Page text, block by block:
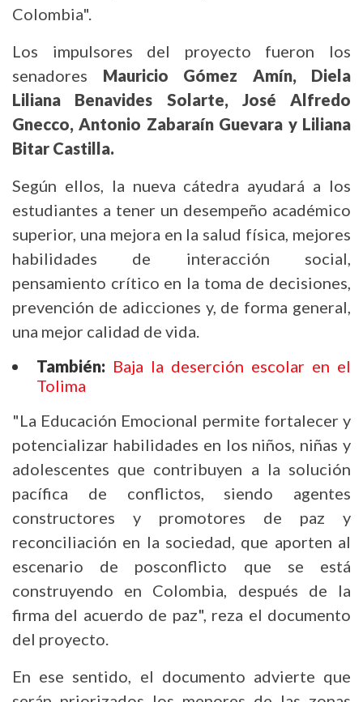
Colombia".
Los impulsores del proyecto fueron los
senadores Mauricio Gómez Amín, Diela
Liliana Benavides Solarte, José Alfredo
Gnecco, Antonio Zabaraín Guevara y Liliana
Bitar Castilla.
Según ellos, la nueva cátedra ayudará a los
estudiantes a tener un desempeño académico
superior, una mejora en la salud física, mejores
habilidades de interacción social,
pensamiento crítico en la toma de decisiones,
prevención de adicciones y, de forma general,
una mejor calidad de vida.
También: Baja la deserción escolar en el
Tolima
"La Educación Emocional permite fortalecer y
potencializar habilidades en los niños, niñas y
adolescentes que contribuyen a la solución
pacífica de conflictos, siendo agentes
constructores y promotores de paz y
reconciliación en la sociedad, que aporten al
escenario de posconflicto que se está
construyendo en Colombia, después de la
firma del acuerdo de paz", reza el documento
del proyecto.
En ese sentido, el documento advierte que